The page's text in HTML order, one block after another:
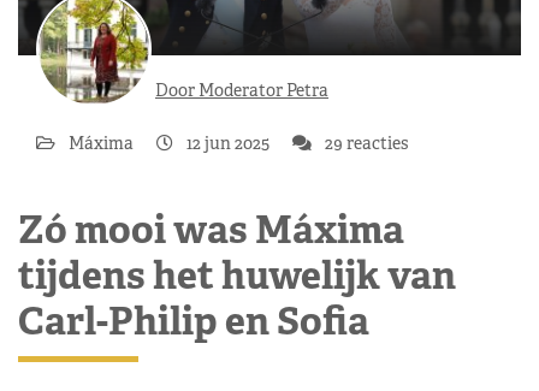
Door Moderator Petra
Máxima 12 jun 2025 29 reacties
Zó mooi was Máxima
tijdens het huwelijk van
Carl-Philip en Sofia